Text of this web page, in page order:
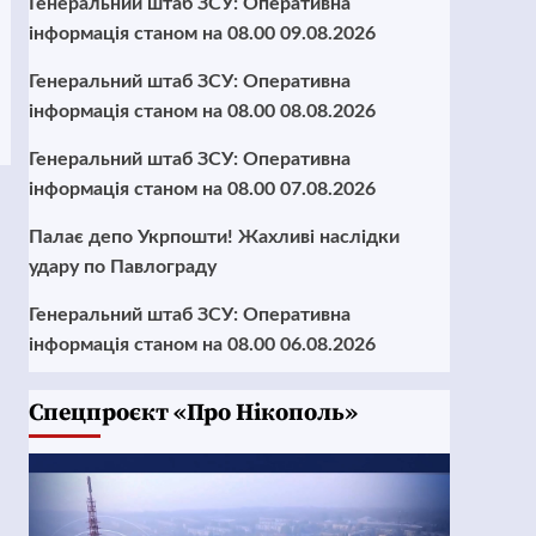
Генеральний штаб ЗСУ: Оперативна
інформація станом на 08.00 09.08.2026
Генеральний штаб ЗСУ: Оперативна
інформація станом на 08.00 08.08.2026
Генеральний штаб ЗСУ: Оперативна
інформація станом на 08.00 07.08.2026
Палає депо Укрпошти! Жахливі наслідки
удару по Павлограду
Генеральний штаб ЗСУ: Оперативна
інформація станом на 08.00 06.08.2026
Cпецпроєкт «Про Нікополь»